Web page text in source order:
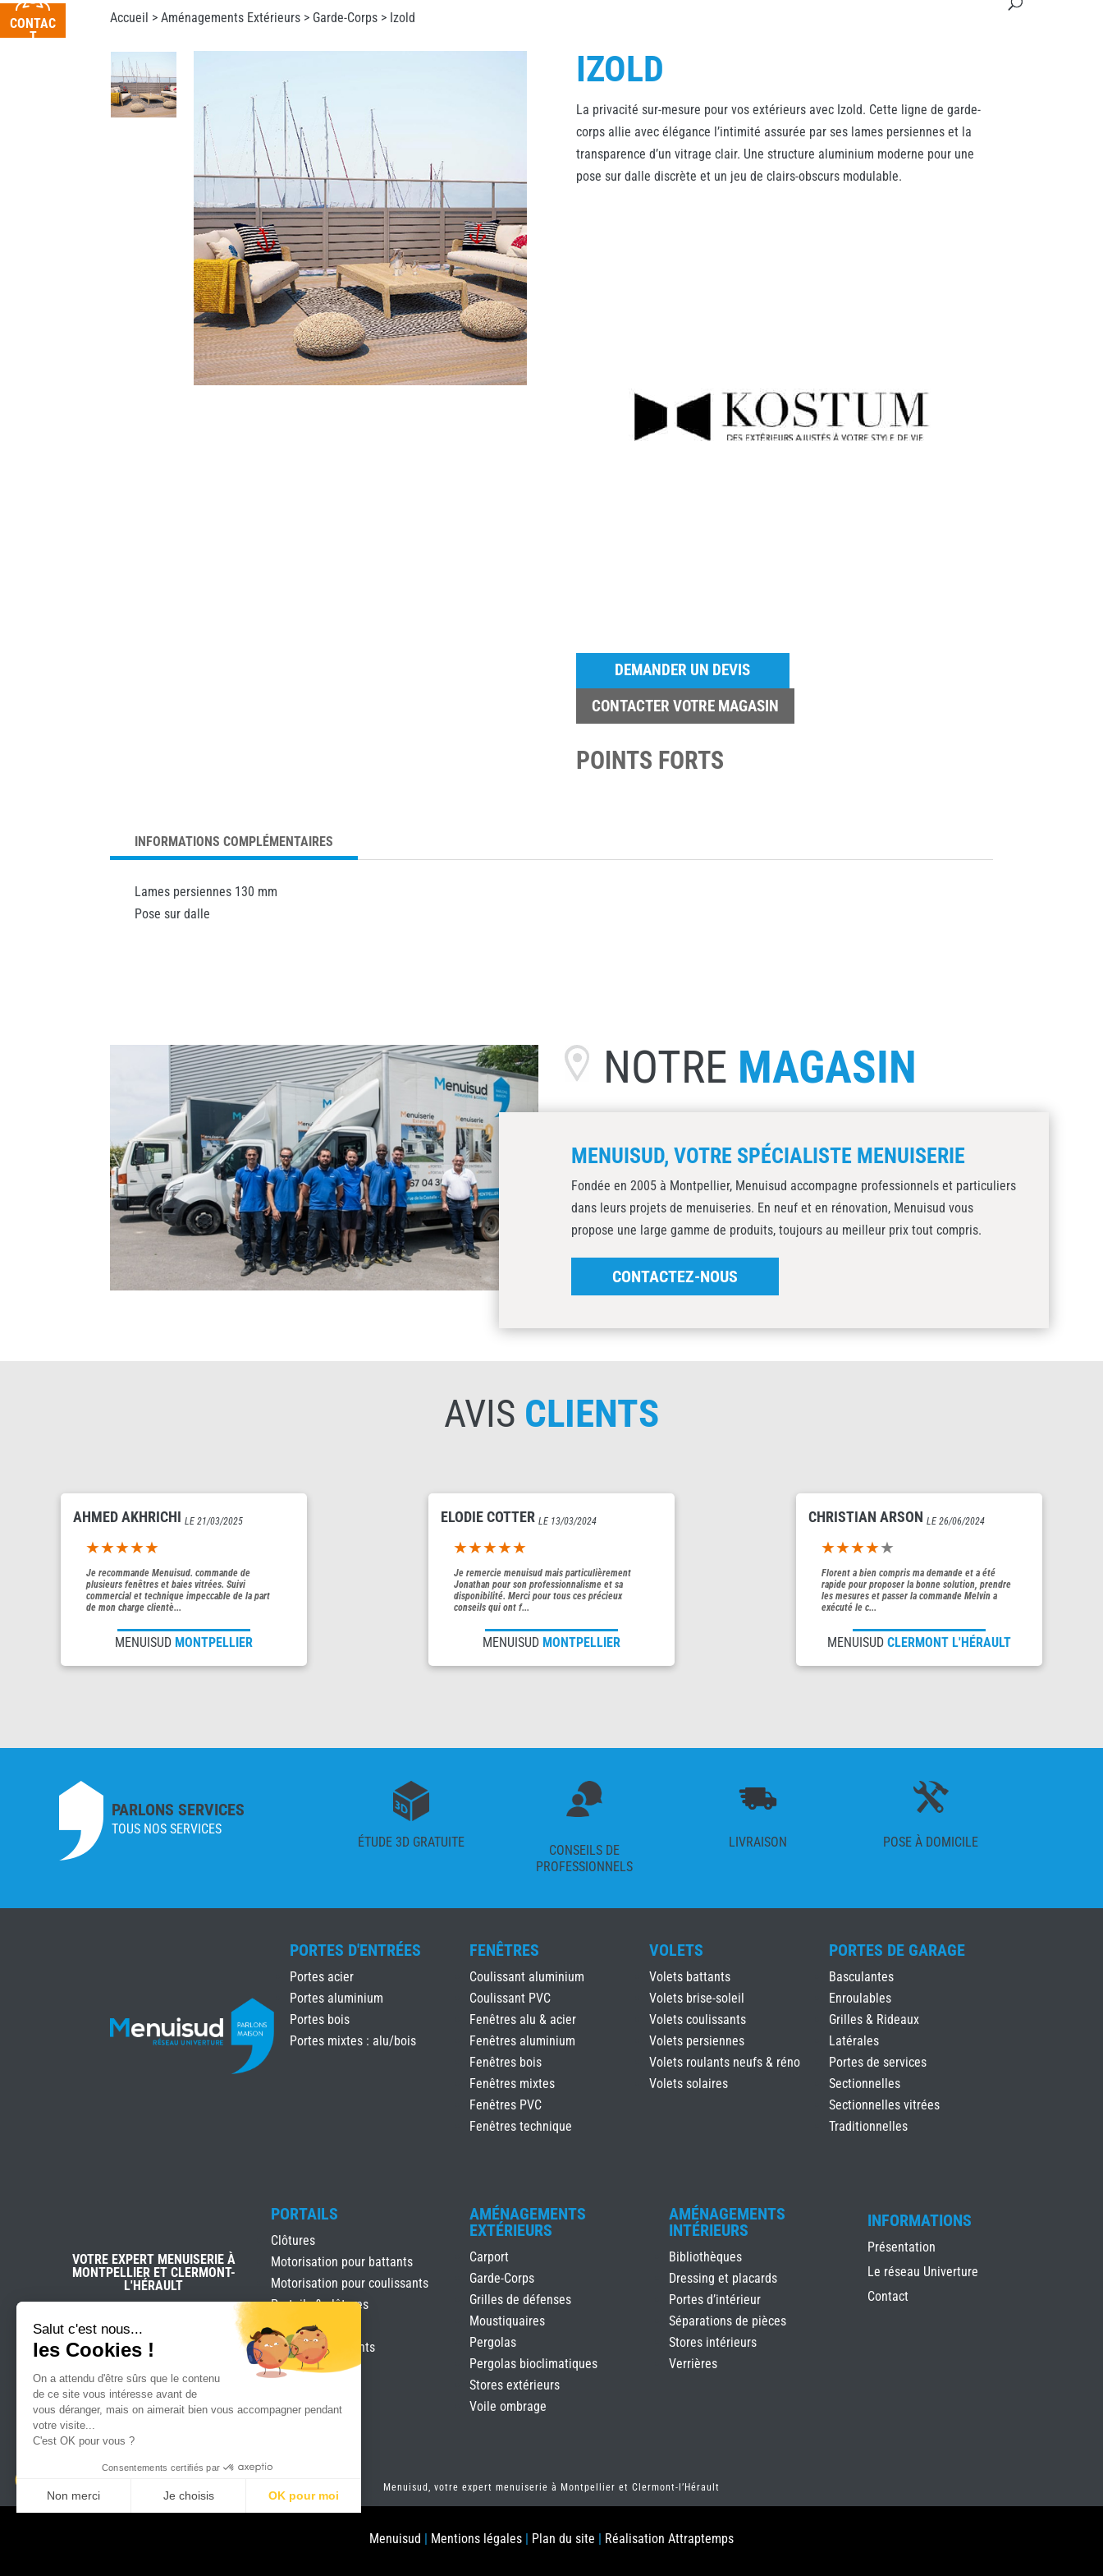
Accueil >Aménagements Extérieurs > Garde-Corps > Izold
IZOLD
La privacité sur-mesure pour vos extérieurs avec Izold. Cette ligne de garde-
corps allie avec élégance l’intimité assurée par ses lames persiennes et la
transparence d’un vitrage clair. Une structure aluminium moderne pour une
pose sur dalle discrète et un jeu de clairs-obscurs modulable.
DEMANDER UN DEVIS
CONTACTER VOTRE MAGASIN
POINTS FORTS
INFORMATIONS COMPLÉMENTAIRES
Lames persiennes 130 mm
Pose sur dalle
NOTRE MAGASIN
MENUISUD, VOTRE SPÉCIALISTE MENUISERIE
Fondée en 2005 à Montpellier, Menuisud accompagne professionnels et particuliers
dans leurs projets de menuiseries. En neuf et en rénovation, Menuisud vous
propose une large gamme de produits, toujours au meilleur prix tout compris.
CONTACTEZ-NOUS
AVIS CLIENTS
AHMED AKHRICHI LE 21/03/2025
5out of 5
Je recommande Menuisud. commande de
plusieurs fenêtres et baies vitrées. Suivi
commercial et technique impeccable de la part
de mon charge clientè...
MENUISUD MONTPELLIER
ELODIE COTTER LE 13/03/2024
5out of 5
Je remercie menuisud mais particulièrement
Jonathan pour son professionnalisme et sa
disponibilité. Merci pour tous ces précieux
conseils qui ont f...
MENUISUD MONTPELLIER
CHRISTIAN ARSON LE 26/06/2024
4out of 5
Florent a bien compris ma demande et a été
rapide pour proposer la bonne solution, prendre
les mesures et passer la commande Melvin a
exécuté le c...
MENUISUD CLERMONT L'HÉRAULT
PARLONS SERVICES
TOUS NOS SERVICES
ÉTUDE 3D GRATUITE
CONSEILS DE
PROFESSIONNELS
LIVRAISON POSE À DOMICILE
PORTES D'ENTRÉES
Portes acier
Portes aluminium
Portes bois
Portes mixtes : alu/bois
FENÊTRES
Coulissant aluminium
Coulissant PVC
Fenêtres alu & acier
Fenêtres aluminium
Fenêtres bois
Fenêtres mixtes
Fenêtres PVC
Fenêtres technique
VOLETS
Volets battants
Volets brise-soleil
Volets coulissants
Volets persiennes
Volets roulants neufs & réno
Volets solaires
PORTES DE GARAGE
Basculantes
Enroulables
Grilles & Rideaux
Latérales
Portes de services
Sectionnelles
Sectionnelles vitrées
Traditionnelles
VOTRE EXPERT MENUISERIE À
MONTPELLIER ET CLERMONT-
L'HÉRAULT
PORTAILS
Clôtures
Motorisation pour battants
Motorisation pour coulissants
Portails & clôtures
Portails Battants
Portails coulissants
AMÉNAGEMENTS
EXTÉRIEURS
Carport
Garde-Corps
Grilles de défenses
Moustiquaires
Pergolas
Pergolas bioclimatiques
Stores extérieurs
Voile ombrage
AMÉNAGEMENTS
INTÉRIEURS
Bibliothèques
Dressing et placards
Portes d’intérieur
Séparations de pièces
Stores intérieurs
Verrières
INFORMATIONS
Présentation
Le réseau Univerture
Contact
Menuisud, votre expert menuiserie à Montpellier et Clermont-l’Hérault
Menuisud Mentions légales Plan du site Réalisation Attraptemps
CONTAC
T
Salut c'est nous...
les Cookies !
On a attendu d'être sûrs que le contenu
de ce site vous intéresse avant de
vous déranger, mais on aimerait bien vous accompagner pendant
votre visite...
C'est OK pour vous ?
Consentements certifiés par
Non merci Je choisis OK pour moi